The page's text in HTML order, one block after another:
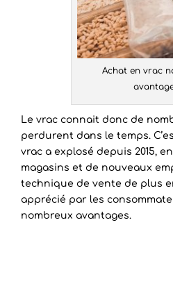
Achat en vrac
Le vrac connait donc de
perdurent dans le temps.
vrac a explosé depuis 2015,
magasins et de nouveaux
technique de vente de plus
apprécié par les
nombreux avantages.